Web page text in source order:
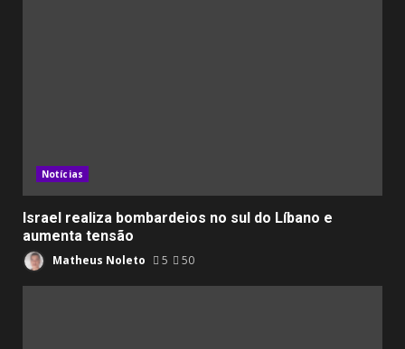
Notícias
Israel realiza bombardeios no sul do Líbano e
aumenta tensão
Matheus Noleto 5 50